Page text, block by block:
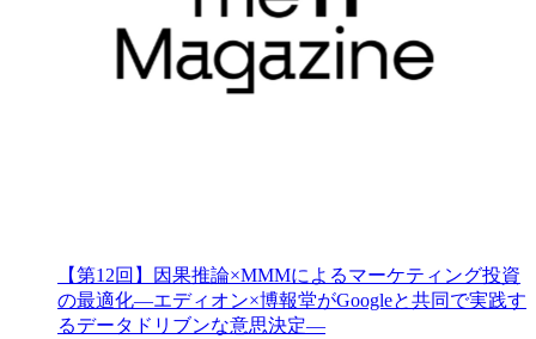
【第12回】因果推論×MMMによるマーケティング投資
の最適化―エディオン×博報堂がGoogleと共同で実践す
るデータドリブンな意思決定―